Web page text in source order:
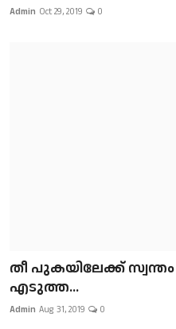
Admin Oct 29, 2019 0
​​​​​​​തീ പുകയിലേക്ക്
എടുത്ത...
Admin Aug 31, 2019 0